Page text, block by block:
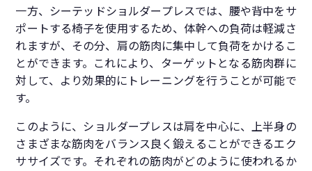
一方、シーテッドショルダープレスでは、腰や背中をサ
ポートする椅子を使用するため、体幹への負荷は軽減さ
れますが、その分、肩の筋肉に集中して負荷をかけるこ
とができます。これにより、ターゲットとなる筋肉群に
対して、より効果的にトレーニングを行うことが可能で
す。
このように、ショルダープレスは肩を中心に、上半身の
さまざまな筋肉をバランス良く鍛えることができるエク
ササイズです。それぞれの筋肉がどのように使われるか